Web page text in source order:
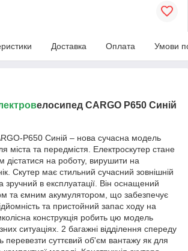
Доставка Оплата Умови
елосипед CARGO P650 Синій
P650 Синій – нова сучасна модель
міста та передмістя. Електроскутер стане
дістатися на роботу, вирушити на
Скутер має стильний сучасний зовнішній
зручний в експлуатації. Він оснащений
та ємним акумулятором, що забезпечує
та пристойний запас ходу на
конструкція робить цю модель
ситуаціях. 2 багажні відділення спереду
перевезти суттєвий об'єм вантажу як для